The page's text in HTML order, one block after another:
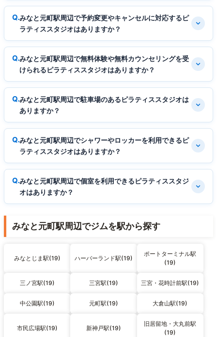
みなと元町駅周辺で予約変更やキャンセルに対応するピ
ラティススタジオはありますか？
みなと元町駅周辺で無料体験や無料カウンセリングを受
けられるピラティススタジオはありますか？
みなと元町駅周辺で駐車場のあるピラティススタジオは
ありますか？
みなと元町駅周辺でシャワーやロッカーを利用できるピ
ラティススタジオはありますか？
みなと元町駅周辺で個室を利用できるピラティススタジ
オはありますか？
みなと元町駅周辺でジムを駅から探す
みなとじま駅(19) ハーバーランド駅(19)
ポートターミナル駅
(19)
三ノ宮駅(19) 三宮駅(19) 三宮・花時計前駅(19)
中公園駅(19) 元町駅(19) 大倉山駅(19)
市民広場駅(19) 新神戸駅(19)
旧居留地・大丸前駅
(19)